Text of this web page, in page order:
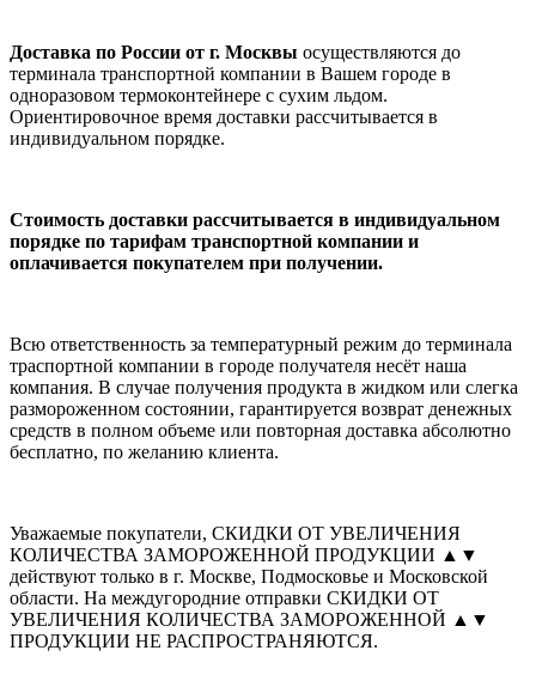
Доставка по России от г. Москвы осуществляются до
терминала транспортной компании в Вашем городе в
одноразовом термоконтейнере с сухим льдом.
Ориентировочное время доставки рассчитывается в
индивидуальном порядке.
Стоимость доставки рассчитывается в индивидуальном
порядке по тарифам транспортной компании и
оплачиваетcя покупателем при получении.
Всю ответственность за температурный режим до терминала
траспортной компании в городе получателя несёт наша
компания. В случае получения продукта в жидком или слегка
размороженном состоянии, гарантируется возврат денежных
средств в полном объеме или повторная доставка абсолютно
бесплатно, по желанию клиента.
Уважаемые покупатели, СКИДКИ ОТ УВЕЛИЧЕНИЯ
КОЛИЧЕСТВА ЗАМОРОЖЕННОЙ ПРОДУКЦИИ ▲▼
действуют только в г. Москве, Подмосковье и Московской
области. На междугородние отправки СКИДКИ ОТ
УВЕЛИЧЕНИЯ КОЛИЧЕСТВА ЗАМОРОЖЕННОЙ ▲▼
ПРОДУКЦИИ НЕ РАСПРОСТРАНЯЮТСЯ.